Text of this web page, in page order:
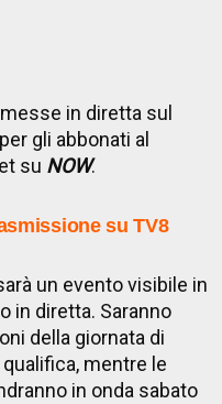
in diretta sul
gli abbonati al
su NOW.
su TV8
un evento visibile in
in diretta. Saranno
della giornata di
mentre le
in onda sabato